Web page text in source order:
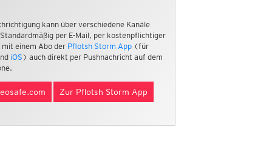
kann über verschiedene Kanäle
per E-Mail, per kostenpflichtiger
mit einem Abo der Pflotsh Storm App(für
iOS ) auch direkt per Pushnachricht auf dem
Zur Pflotsh Storm App